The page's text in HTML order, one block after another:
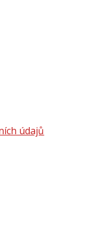
údajů